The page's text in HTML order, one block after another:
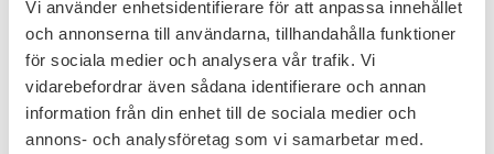
Vi använder enhetsidentifierare för att anpassa innehållet
och annonserna till användarna, tillhandahålla funktioner
för sociala medier och analysera vår trafik. Vi
vidarebefordrar även sådana identifierare och annan
information från din enhet till de sociala medier och
annons- och analysföretag som vi samarbetar med.
droppar av i detta steg? Hur många tappar vi mellan oss och
kundmötet, och hur många tappar vi efter kandidaten träffat
kund? Frågorna vi ställer oss är många.
Utgå från searchdata och sätt upp
hypoteser!